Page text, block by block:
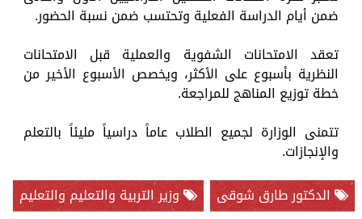
ضمن أيام الدراسة الفعلية وتحتسب ضمن نسبة الحضور.
تعقد الامتحانات الشفوية والعملية قبل الامتحانات
النظرية بأسبوع على الأكثر، ويخصص الأسبوع الأخير من
خطة توزيع المناهج للمراجعة.
تتمنى الوزارة لجميع الطلاب عاماً دراسياً مليئاً بالتعلم
والإنجازات.
الدكتور طارق شوقى
وزير التربية والتعليم والتعليم